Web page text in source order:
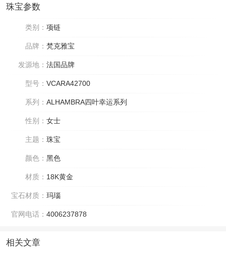
珠宝参数
类别： 项链
品牌： 梵克雅宝
发源地： 法国品牌
型号： VCARA42700
系列： ALHAMBRA四叶幸运系列
性别： 女士
主题： 珠宝
颜色： 黑色
材质： 18K黄金
宝石材质： 玛瑙
官网电话： 4006237878
相关文章